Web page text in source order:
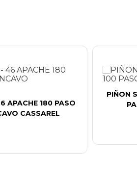
APACHE 180 PASO
CASSAREL
PIÑON